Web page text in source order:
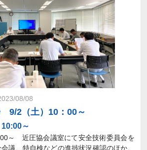
08/08
～
9/2（土）10：00～
～ 近圧協会議室にて安全技術委員会を
議、特自検などの進捗状況確認のほか、